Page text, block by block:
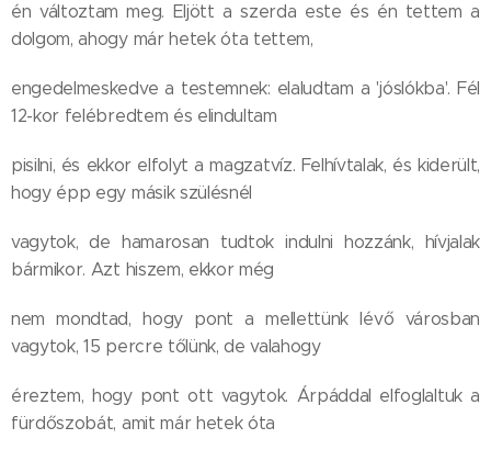
én változtam meg. Eljött a szerda este és én tettem a
dolgom, ahogy már hetek óta tettem,
engedelmeskedve a testemnek: elaludtam a 'jóslókba'. Fél
12-kor felébredtem és elindultam
pisilni, és ekkor elfolyt a magzatvíz. Felhívtalak, és kiderült,
hogy épp egy másik szülésnél
vagytok, de hamarosan tudtok indulni hozzánk, hívjalak
bármikor. Azt hiszem, ekkor még
nem mondtad, hogy pont a mellettünk lévő városban
vagytok, 15 percre tőlünk, de valahogy
éreztem, hogy pont ott vagytok. Árpáddal elfoglaltuk a
fürdőszobát, amit már hetek óta